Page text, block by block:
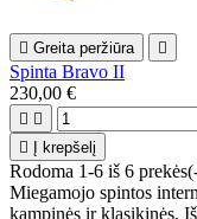
 Greita peržiūra 
Spinta Bravo II
230,00 €
 

Į krepšelį
Rodoma 1-6 iš 6
Miegamojo spintos
kampinės ir klasikinės.